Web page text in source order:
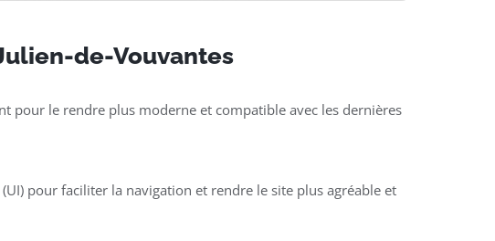
de-Vouvantes
pour le rendre plus moderne et compatible avec les dernières
pour faciliter la navigation et rendre le site plus agréable et